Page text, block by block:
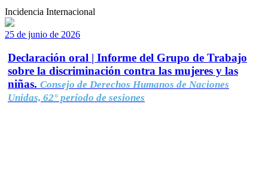
Incidencia Internacional
25 de junio de 2026
Declaración oral | Informe del Grupo de Trabajo
sobre la discriminación contra las mujeres y las
niñas. Consejo de Derechos Humanos de Naciones
Unidas, 62° período de sesiones